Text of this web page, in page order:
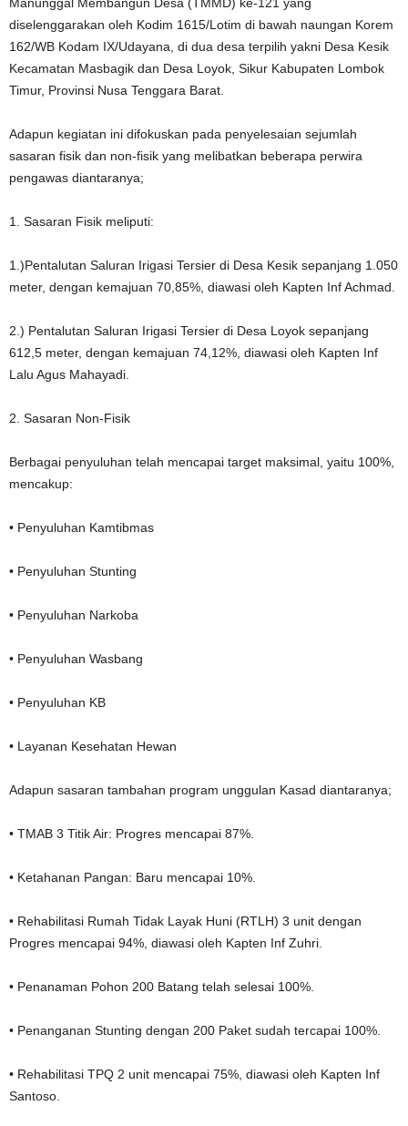
diselenggarakan oleh Kodim 1615/Lotim di bawah naungan Korem
162/WB Kodam IX/Udayana, di dua desa terpilih yakni Desa Kesik
Kecamatan Masbagik dan Desa Loyok, Sikur Kabupaten Lombok
Timur, Provinsi Nusa Tenggara Barat.
Adapun kegiatan ini difokuskan pada penyelesaian sejumlah
sasaran fisik dan non-fisik yang melibatkan beberapa perwira
pengawas diantaranya;
1. Sasaran Fisik meliputi:
1.)Pentalutan Saluran Irigasi Tersier di Desa Kesik sepanjang 1.050
meter, dengan kemajuan 70,85%, diawasi oleh Kapten Inf Achmad.
2.) Pentalutan Saluran Irigasi Tersier di Desa Loyok sepanjang
612,5 meter, dengan kemajuan 74,12%, diawasi oleh Kapten Inf
Lalu Agus Mahayadi.
2. Sasaran Non-Fisik
Berbagai penyuluhan telah mencapai target maksimal, yaitu 100%,
mencakup:
• Penyuluhan Kamtibmas
• Penyuluhan Stunting
• Penyuluhan Narkoba
• Penyuluhan Wasbang
• Penyuluhan KB
• Layanan Kesehatan Hewan
Adapun sasaran tambahan program unggulan Kasad diantaranya;
• TMAB 3 Titik Air: Progres mencapai 87%.
• Ketahanan Pangan: Baru mencapai 10%.
• Rehabilitasi Rumah Tidak Layak Huni (RTLH) 3 unit dengan
Progres mencapai 94%, diawasi oleh Kapten Inf Zuhri.
• Penanaman Pohon 200 Batang telah selesai 100%.
• Penanganan Stunting dengan 200 Paket sudah tercapai 100%.
• Rehabilitasi TPQ 2 unit mencapai 75%, diawasi oleh Kapten Inf
Santoso.